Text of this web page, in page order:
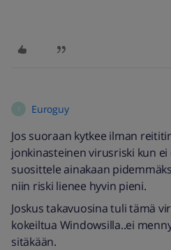
Euroguy
Jos suoraan kytkee ilman
jonkinasteinen virusriski kun ei
suosittele ainakaan
niin riski lienee hyvin pieni.
Joskus takavuosina tuli tämä
kokeiltua Windowsilla..ei
sitäkään.